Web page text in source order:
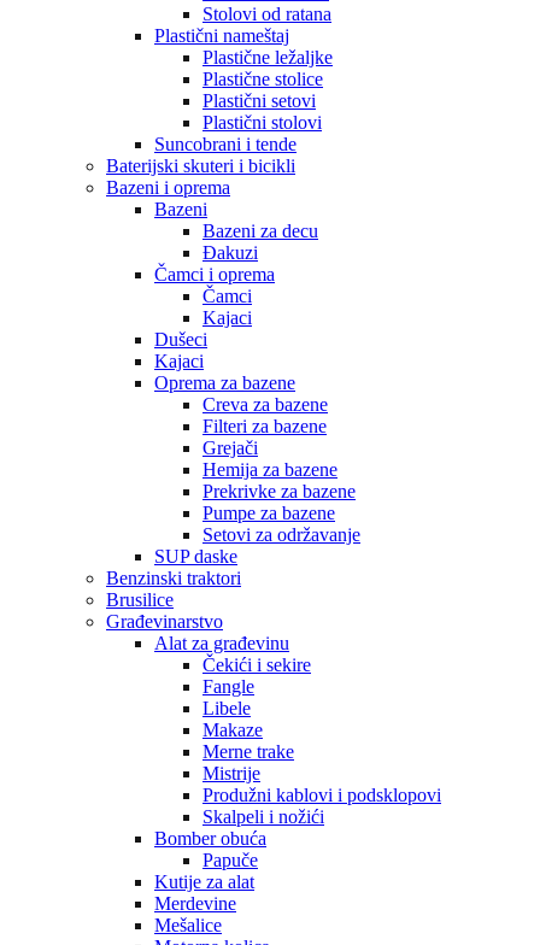
Stolovi od ratana
Plastični nameštaj
Plastične ležaljke
Plastične stolice
Plastični setovi
Plastični stolovi
Suncobrani i tende
Baterijski skuteri i bicikli
Bazeni i oprema
Bazeni
Bazeni za decu
Đakuzi
Čamci i oprema
Čamci
Kajaci
Dušeci
Kajaci
Oprema za bazene
Creva za bazene
Filteri za bazene
Grejači
Hemija za bazene
Prekrivke za bazene
Pumpe za bazene
Setovi za održavanje
SUP daske
Benzinski traktori
Brusilice
Građevinarstvo
Alat za građevinu
Čekići i sekire
Fangle
Libele
Makaze
Merne trake
Mistrije
Produžni kablovi i podsklopovi
Skalpeli i nožići
Bomber obuća
Papuče
Kutije za alat
Merdevine
Mešalice